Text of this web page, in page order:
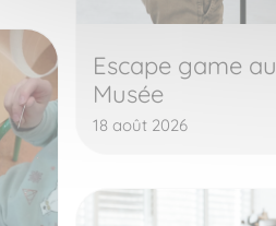
Escape game au
Musée
18 août 2026